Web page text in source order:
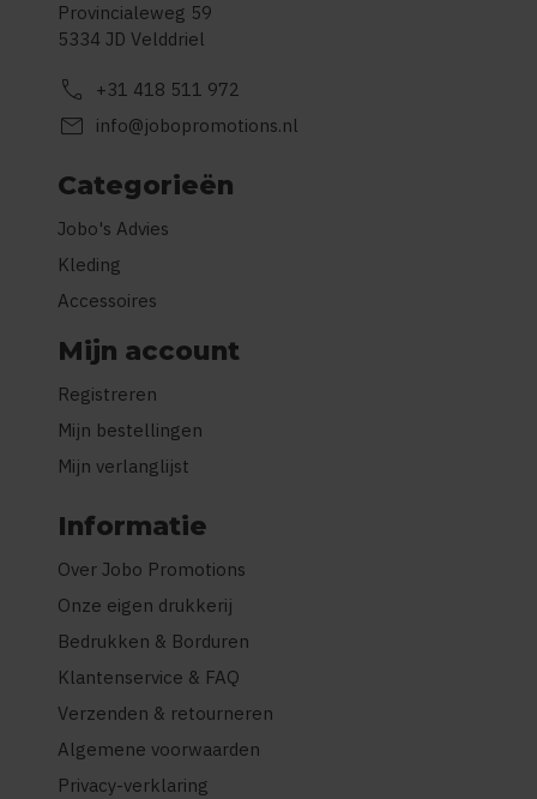
Provincialeweg 59
5334 JD Velddriel
call +31 418 511 972
mail info@jobopromotions.nl
Categorieën
Jobo's Advies
Kleding
Accessoires
Mijn account
Registreren
Mijn bestellingen
Mijn verlanglijst
Informatie
Over Jobo Promotions
Onze eigen drukkerij
Bedrukken & Borduren
Klantenservice & FAQ
Verzenden & retourneren
Algemene voorwaarden
Privacy-verklaring